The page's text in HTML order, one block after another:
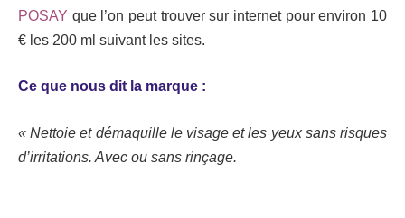
POSAY que l’on peut trouver sur internet pour environ 10
€ les 200 ml suivant les sites.
Ce que nous dit la marque :
« Nettoie et démaquille le visage et les yeux sans risques
d’irritations. Avec ou sans rinçage.